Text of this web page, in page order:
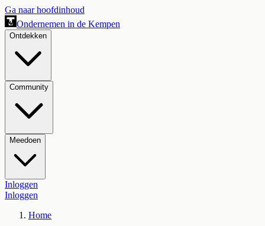
Ga naar hoofdinhoud
Ondernemen in de Kempen
Ontdekken
Community
Meedoen
Inloggen
Inloggen
Home